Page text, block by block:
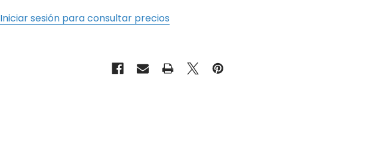
Iniciar sesión para consultar precios